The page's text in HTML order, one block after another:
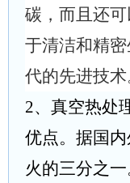
碳，而且还
于清洁和精
代的先进技术
2、 真空热处
优点。据国
火的三分之